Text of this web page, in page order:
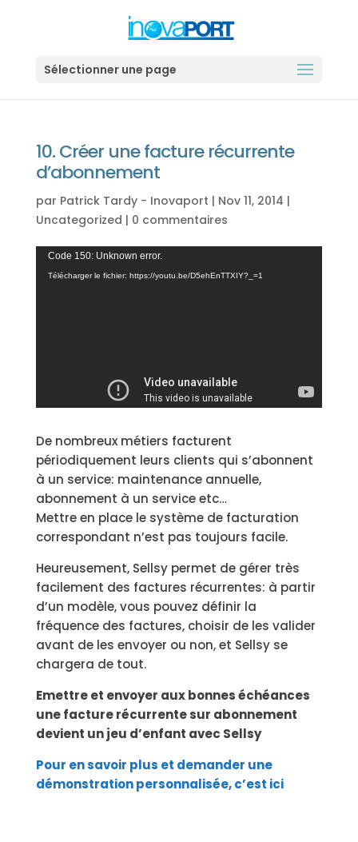
Sélectionner une page
10. Créer une facture récurrente
d’abonnement
par Patrick Tardy - Inovaport | Nov 11, 2014 |
Uncategorized | 0 commentaires
Lecteur
vidéo
Code 150: Unknown error.
Télécharger le fichier: https://youtu.be/D5ehEnTTXIY?_=1
De nombreux métiers facturent
périodiquement leurs clients qui s’abonnent
à un service: maintenance annuelle,
abonnement à un service etc…
Mettre en place le système de facturation
correspondant n’est pas toujours facile.
Heureusement, Sellsy permet de gérer très
facilement des factures récurrentes: à partir
d’un modèle, vous pouvez définir la
fréquence des factures, choisir de les valider
avant de les envoyer ou non, et Sellsy se
chargera de tout.
Emettre et envoyer aux bonnes échéances
une facture récurrente sur abonnement
devient un jeu d’enfant avec Sellsy
Pour en savoir plus et demander une
démonstration personnalisée, c’est ici